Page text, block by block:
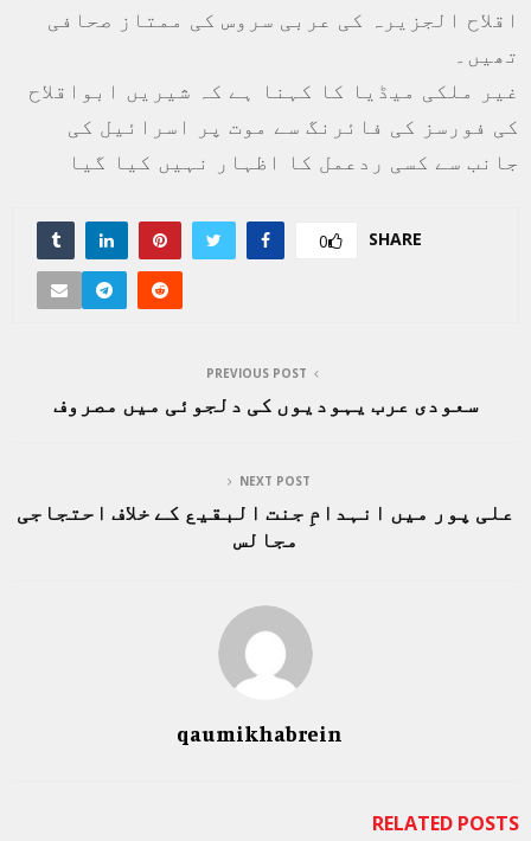
اقلاح الجزیرہ کی عربی سروس کی ممتاز صحافی
تھیں۔
غیر ملکی میڈیا کا کہنا ہے کہ شیریں ابواقلاح
کی فورسز کی فائرنگ سے موت پر اسرائیل کی
جانب سے کسی ردعمل کا اظہار نہیں کیا گیا
SHARE
0
PREVIOUS POST
سعودی عرب یہودیوں کی دلجوئی میں مصروف
NEXT POST
علی پور میں انہدامِ جنت البقیع کے خلاف احتجاجی
مجالس
qaumikhabrein
RELATED POSTS